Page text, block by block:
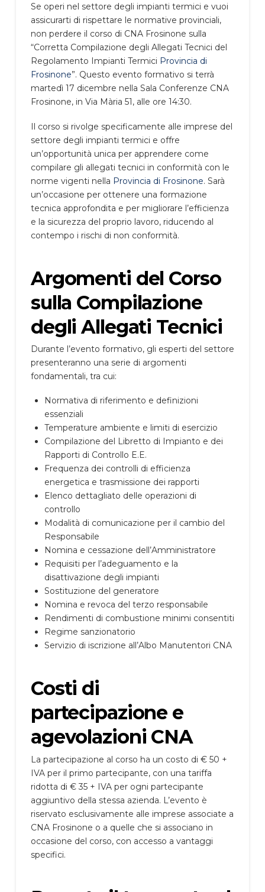
Se operi nel settore degli impianti termici e vuoi
assicurarti di rispettare le normative provinciali,
non perdere il corso di CNA Frosinone sulla
“Corretta Compilazione degli Allegati Tecnici del
Regolamento Impianti Termici Provincia di
Frosinone”. Questo evento formativo si terrà
martedì 17 dicembre nella Sala Conferenze CNA
Frosinone, in Via Mària 51, alle ore 14:30.
Il corso si rivolge specificamente alle imprese del
settore degli impianti termici e offre
un’opportunità unica per apprendere come
compilare gli allegati tecnici in conformità con le
norme vigenti nella Provincia di Frosinone. Sarà
un’occasione per ottenere una formazione
tecnica approfondita e per migliorare l’efficienza
e la sicurezza del proprio lavoro, riducendo al
contempo i rischi di non conformità.
Argomenti del Corso
sulla Compilazione
degli Allegati Tecnici
Durante l’evento formativo, gli esperti del settore
presenteranno una serie di argomenti
fondamentali, tra cui:
Normativa di riferimento e definizioni
essenziali
Temperature ambiente e limiti di esercizio
Compilazione del Libretto di Impianto e dei
Rapporti di Controllo E.E.
Frequenza dei controlli di efficienza
energetica e trasmissione dei rapporti
Elenco dettagliato delle operazioni di
controllo
Modalità di comunicazione per il cambio del
Responsabile
Nomina e cessazione dell’Amministratore
Requisiti per l’adeguamento e la
disattivazione degli impianti
Sostituzione del generatore
Nomina e revoca del terzo responsabile
Rendimenti di combustione minimi consentiti
Regime sanzionatorio
Servizio di iscrizione all’Albo Manutentori CNA
Costi di
partecipazione e
agevolazioni CNA
La partecipazione al corso ha un costo di € 50 +
IVA per il primo partecipante, con una tariffa
ridotta di € 35 + IVA per ogni partecipante
aggiuntivo della stessa azienda. L’evento è
riservato esclusivamente alle imprese associate a
CNA Frosinone o a quelle che si associano in
occasione del corso, con accesso a vantaggi
specifici.